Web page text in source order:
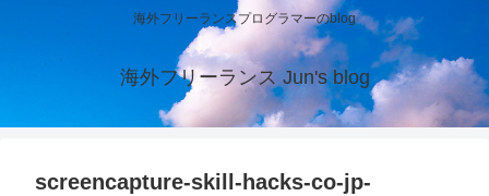
海外フリーランスプログラマーのblog
海外フリーランス Jun's blog
screencapture-skill-hacks-co-jp-